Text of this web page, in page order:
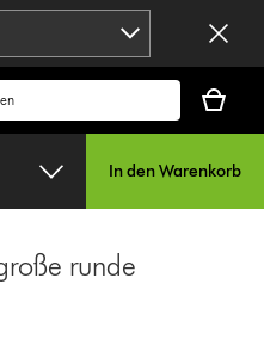
ist
In den Warenkorb
runde